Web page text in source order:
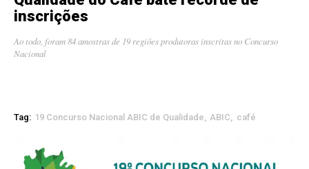
inscrições
Ao todo, foram 84 amostras de 19 regiões produtoras inscritas no Concurso
Nacional
Tag: 19 Concurso Nacional ABIC de Qualidade ABIC café